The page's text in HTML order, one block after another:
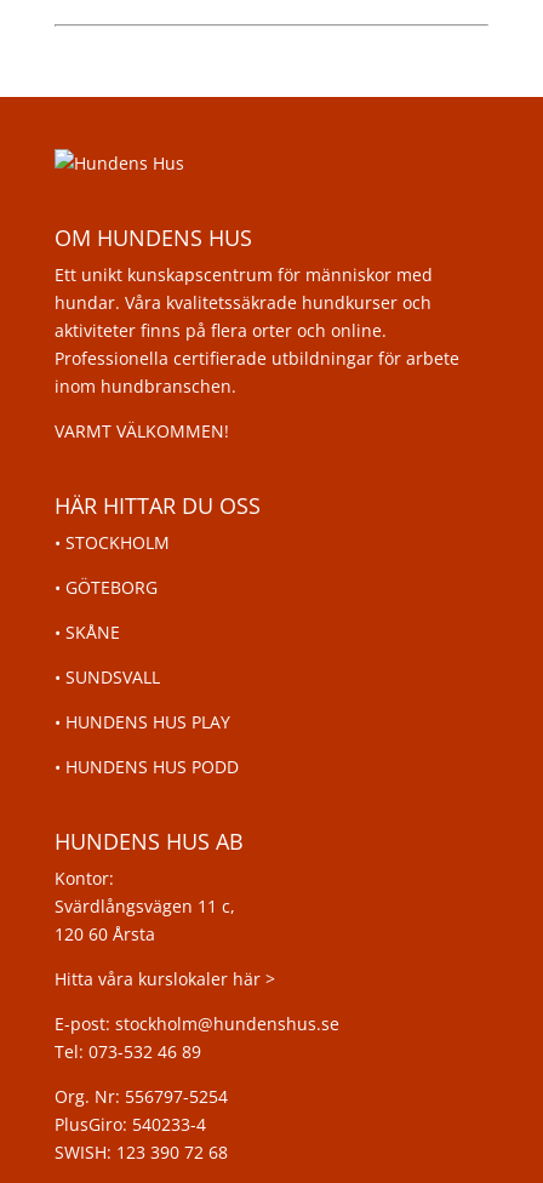
OM HUNDENS HUS
Ett unikt kunskapscentrum för människor med
hundar. Våra kvalitetssäkrade hundkurser och
aktiviteter finns på flera orter och online.
Professionella certifierade utbildningar för arbete
inom hundbranschen.
VARMT VÄLKOMMEN!
HÄR HITTAR DU OSS
• STOCKHOLM
• GÖTEBORG
• SKÅNE
• SUNDSVALL
• HUNDENS HUS PLAY
• HUNDENS HUS PODD
HUNDENS HUS AB
Kontor:
Svärdlångsvägen 11 c,
120 60 Årsta
Hitta våra kurslokaler här >
E-post: stockholm@hundenshus.se
Tel: 073-532 46 89
Org. Nr: 556797-5254
PlusGiro: 540233-4
SWISH: 123 390 72 68